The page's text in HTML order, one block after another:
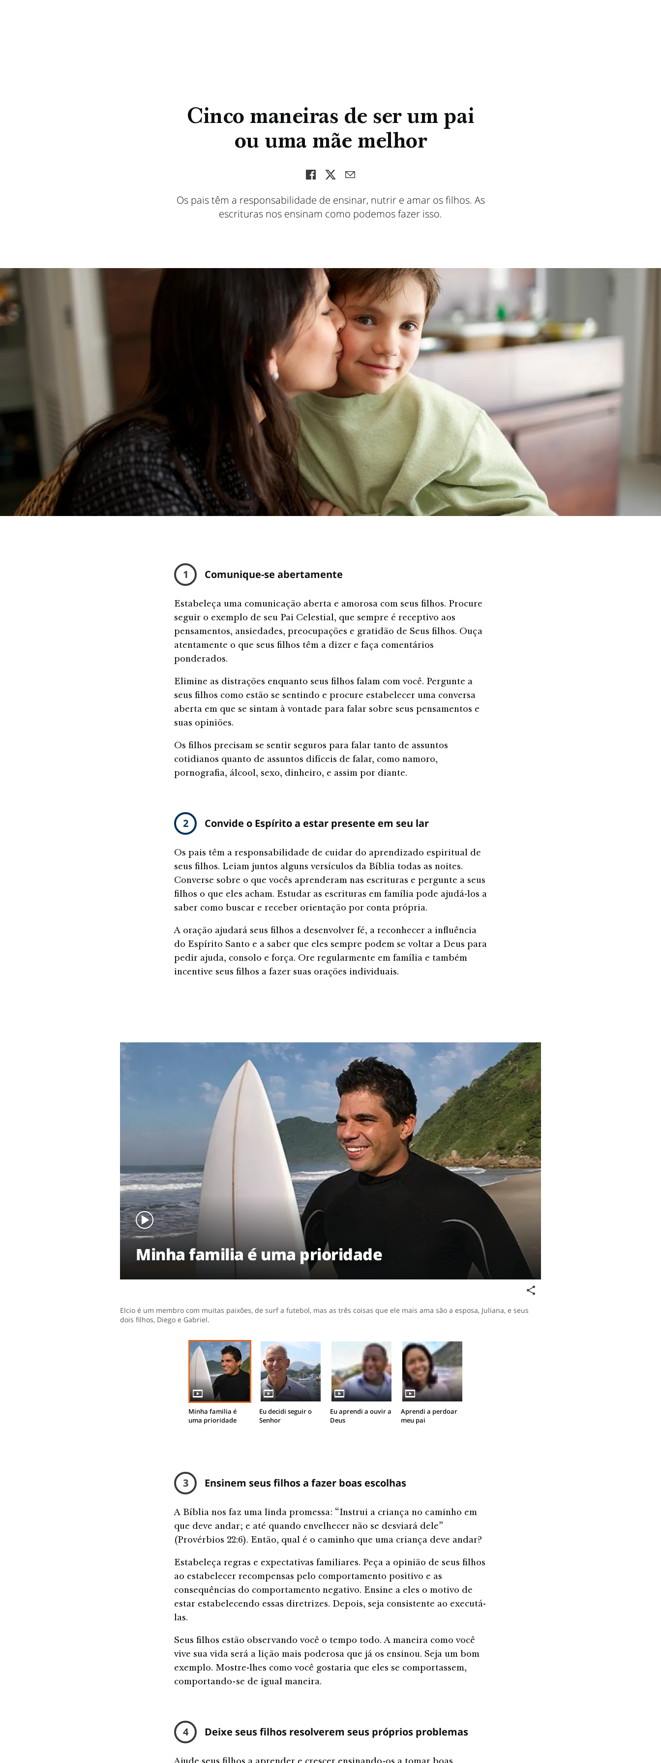
Cinco maneiras de ser um pai
ou uma mãe melhor
Os pais têm a responsabilidade de ensinar, nutrir e amar os filhos. As
escrituras nos ensinam como podemos fazer isso.
1 Comunique-se abertamente
Estabeleça uma comunicação aberta e amorosa com seus filhos. Procure
seguir o exemplo de seu Pai Celestial, que sempre é receptivo aos
pensamentos, ansiedades, preocupações e gratidão de Seus filhos. Ouça
atentamente o que seus filhos têm a dizer e faça comentários
ponderados.
Elimine as distrações enquanto seus filhos falam com você. Pergunte a
seus filhos como estão se sentindo e procure estabelecer uma conversa
aberta em que se sintam à vontade para falar sobre seus pensamentos e
suas opiniões.
Os filhos precisam se sentir seguros para falar tanto de assuntos
cotidianos quanto de assuntos difíceis de falar, como namoro,
pornografia, álcool, sexo, dinheiro, e assim por diante.
2 Convide o Espírito a estar presente em seu lar
Os pais têm a responsabilidade de cuidar do aprendizado espiritual de
seus filhos. Leiam juntos alguns versículos da Bíblia todas as noites.
Converse sobre o que vocês aprenderam nas escrituras e pergunte a seus
filhos o que eles acham. Estudar as escrituras em família pode ajudá-los a
saber como buscar e receber orientação por conta própria.
A oração ajudará seus filhos a desenvolver fé, a reconhecer a influência
do Espírito Santo e a saber que eles sempre podem se voltar a Deus para
pedir ajuda, consolo e força. Ore regularmente em família e também
incentive seus filhos a fazer suas orações individuais.
Minha familia é
uma prioridade
Eu decidi seguir o
Senhor
Eu aprendi a ouvir a
Deus
Aprendi a perdoar
meu pai
Minha familia é uma prioridade
Elcio é um membro com muitas paixões, de surf a futebol, mas as três coisas que ele mais ama são a esposa, Juliana, e seus
dois filhos, Diego e Gabriel.
3 Ensinem seus filhos a fazer boas escolhas
A Bíblia nos faz uma linda promessa: “Instrui a criança no caminho em
que deve andar; e até quando envelhecer não se desviará dele”
(Provérbios 22:6). Então, qual é o caminho que uma criança deve andar?
Estabeleça regras e expectativas familiares. Peça a opinião de seus filhos
ao estabelecer recompensas pelo comportamento positivo e as
consequências do comportamento negativo. Ensine a eles o motivo de
estar estabelecendo essas diretrizes. Depois, seja consistente ao executá-
las.
Seus filhos estão observando você o tempo todo. A maneira como você
vive sua vida será a lição mais poderosa que já os ensinou. Seja um bom
exemplo. Mostre-lhes como você gostaria que eles se comportassem,
comportando-se de igual maneira.
4 Deixe seus filhos resolverem seus próprios problemas